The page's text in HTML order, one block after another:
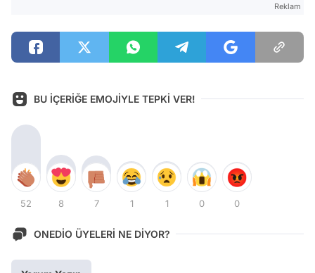
Reklam
BU İÇERİĞE EMOJİYLE TEPKİ VER!
52 8 7 1 1 0 0
ONEDİO ÜYELERİ NE DİYOR?